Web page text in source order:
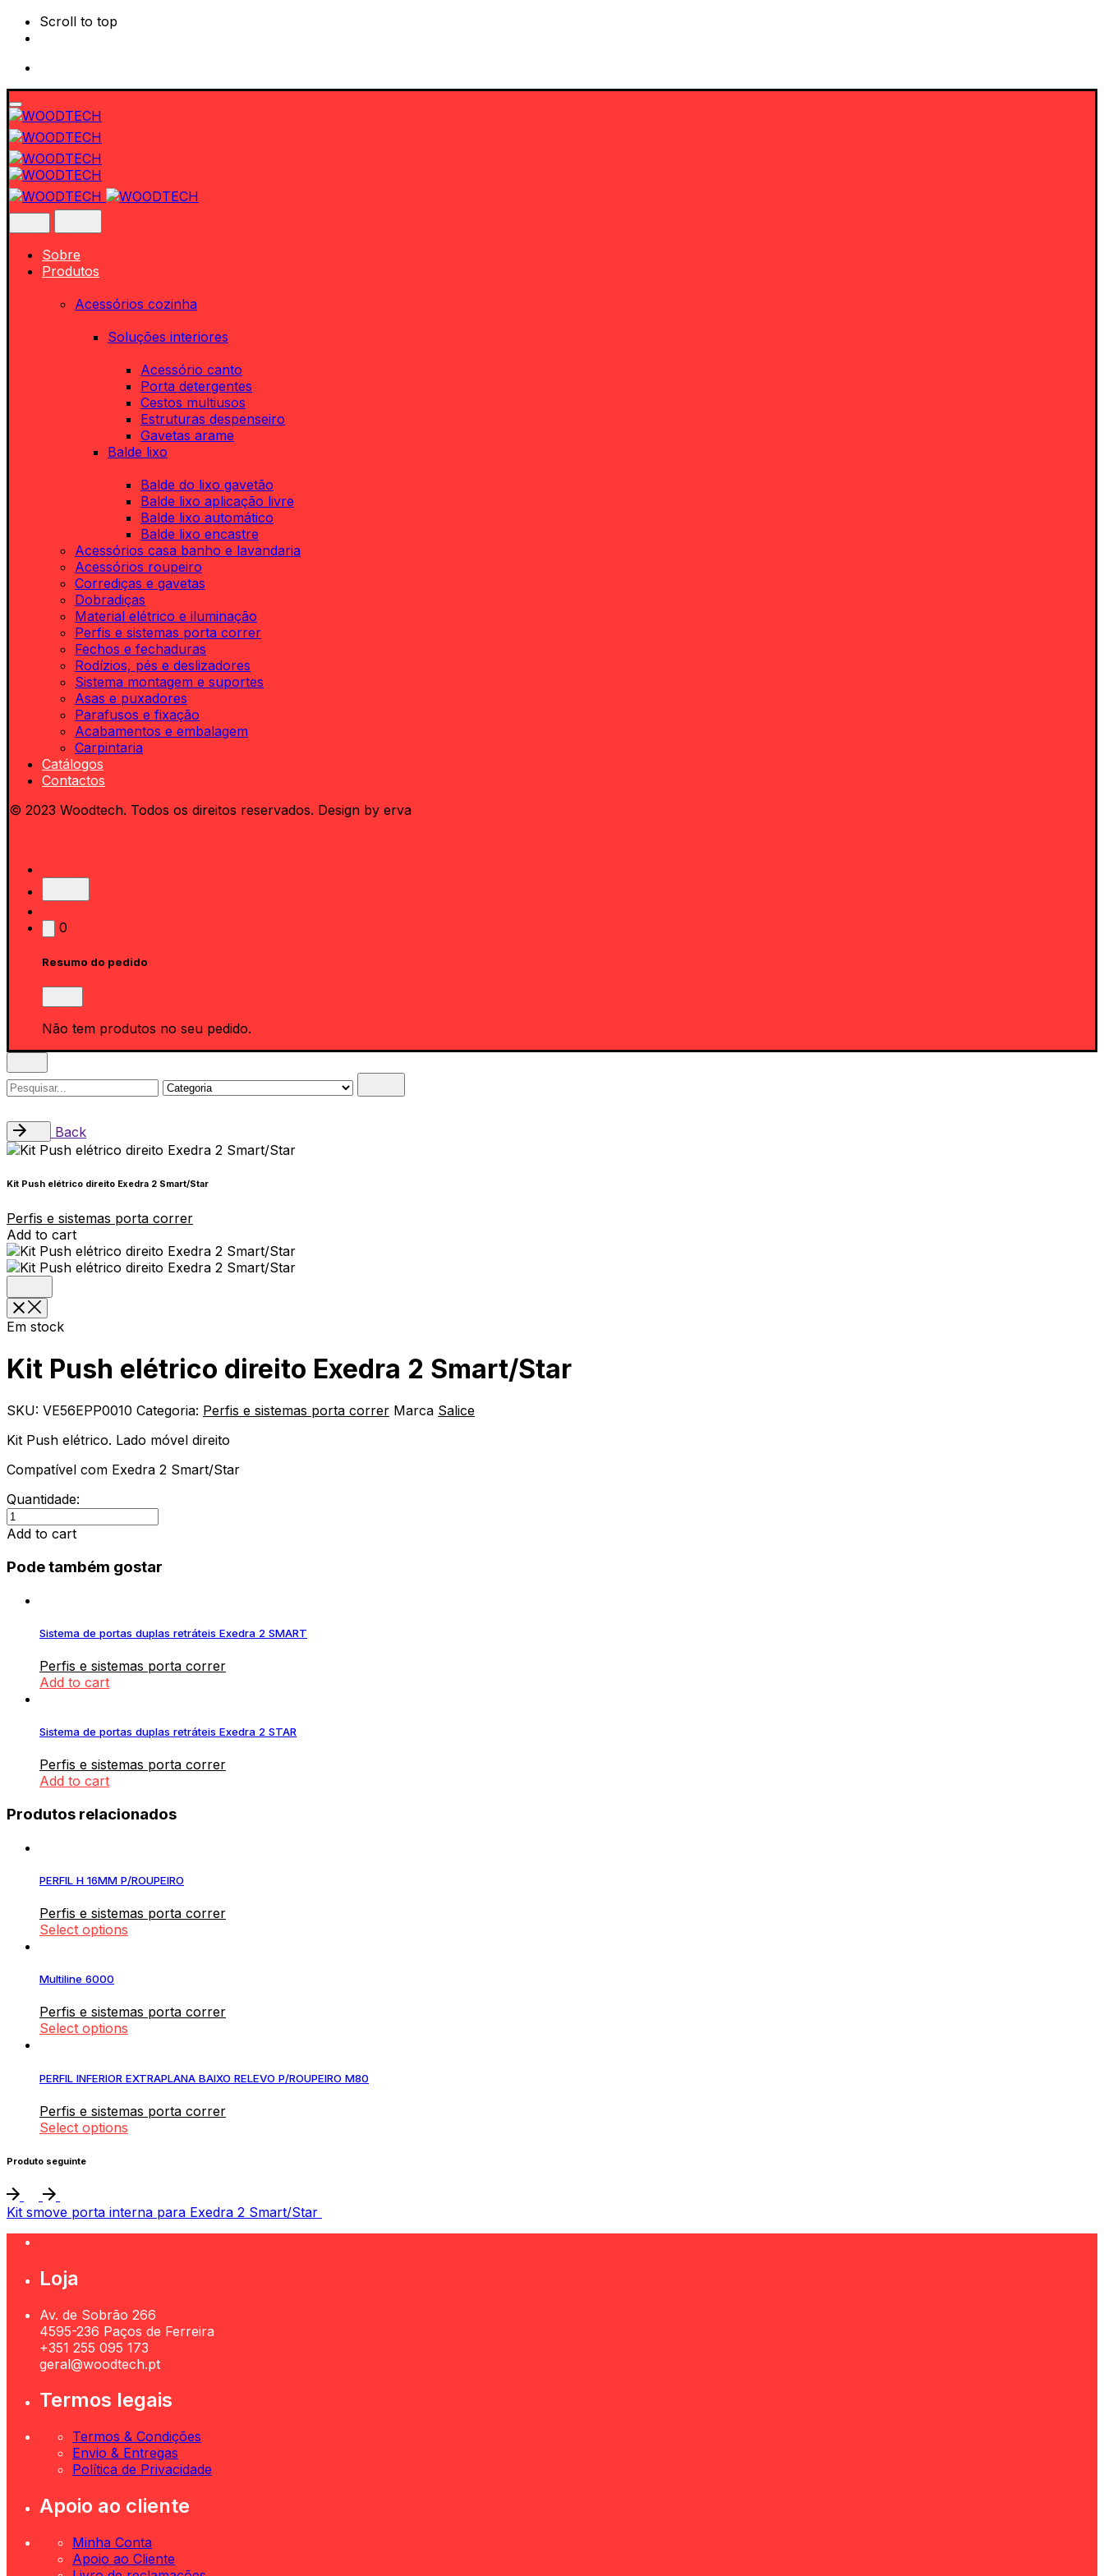
Scroll to top
Skip
to
content
Sobre
Produtos
Acessórios cozinha
Soluções interiores
Acessório canto
Porta detergentes
Cestos multiusos
Estruturas despenseiro
Gavetas arame
Balde lixo
Balde do lixo gavetão
Balde lixo aplicação livre
Balde lixo automático
Balde lixo encastre
Acessórios casa banho e lavandaria
Acessórios roupeiro
Corrediças e gavetas
Dobradiças
Material elétrico e iluminação
Perfis e sistemas porta correr
Fechos e fechaduras
Rodízios, pés e deslizadores
Sistema montagem e suportes
Asas e puxadores
Parafusos e fixação
Acabamentos e embalagem
Carpintaria
Catálogos
Contactos
© 2023 Woodtech. Todos os direitos reservados. Design by erva
0
Resumo do pedido
Não tem produtos no seu pedido.
Search
for
Back
Kit Push elétrico direito Exedra 2 Smart/Star
Perfis e sistemas porta correr
Add to cart
Em stock
Kit Push elétrico direito Exedra 2 Smart/Star
SKU: VE56EPP0010 Categoria: Perfis e sistemas porta correr Marca Salice
Kit Push elétrico. Lado móvel direito
Compatível com Exedra 2 Smart/Star
Quantidade:
Kit
Push
direito
quantity
Add to cart
Pode também gostar
Sistema de portas duplas retráteis Exedra 2 SMART
Perfis e sistemas porta correr
Add to cart
Sistema de portas duplas retráteis Exedra 2 STAR
Perfis e sistemas porta correr
Add to cart
Produtos relacionados
PERFIL H 16MM P/ROUPEIRO
Perfis e sistemas porta correr
Select options
Multiline 6000
Perfis e sistemas porta correr
Select options
PERFIL INFERIOR EXTRAPLANA BAIXO RELEVO P/ROUPEIRO M80
Perfis e sistemas porta correr
Select options
Produto seguinte
Kit smove porta interna para Exedra 2 Smart/Star
Loja
Av. de Sobrão 266
4595-236 Paços de Ferreira
+351 255 095 173
geral@woodtech.pt
Termos legais
Termos & Condições
Envio & Entregas
Política de Privacidade
Apoio ao cliente
Minha Conta
Apoio ao Cliente